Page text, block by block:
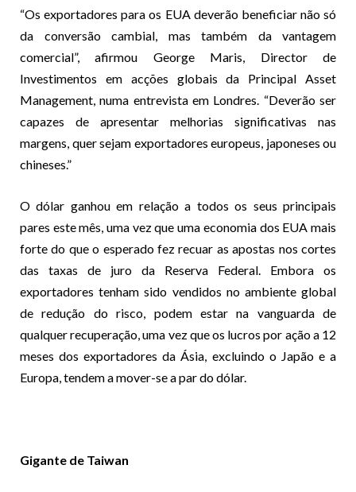
“Os exportadores para os EUA deverão beneficiar não só
da conversão cambial, mas também da vantagem
comercial”, afirmou George Maris, Director de
Investimentos em acções globais da Principal Asset
Management, numa entrevista em Londres. “Deverão ser
capazes de apresentar melhorias significativas nas
margens, quer sejam exportadores europeus, japoneses ou
chineses.”
O dólar ganhou em relação a todos os seus principais
pares este mês, uma vez que uma economia dos EUA mais
forte do que o esperado fez recuar as apostas nos cortes
das taxas de juro da Reserva Federal. Embora os
exportadores tenham sido vendidos no ambiente global
de redução do risco, podem estar na vanguarda de
qualquer recuperação, uma vez que os lucros por ação a 12
meses dos exportadores da Ásia, excluindo o Japão e a
Europa, tendem a mover-se a par do dólar.
Gigante de Taiwan